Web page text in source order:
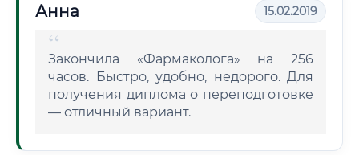
Анна 15.02.2019
Закончила «Фармаколога» на 256
часов. Быстро, удобно, недорого. Для
получения диплома о переподготовке
— отличный вариант.